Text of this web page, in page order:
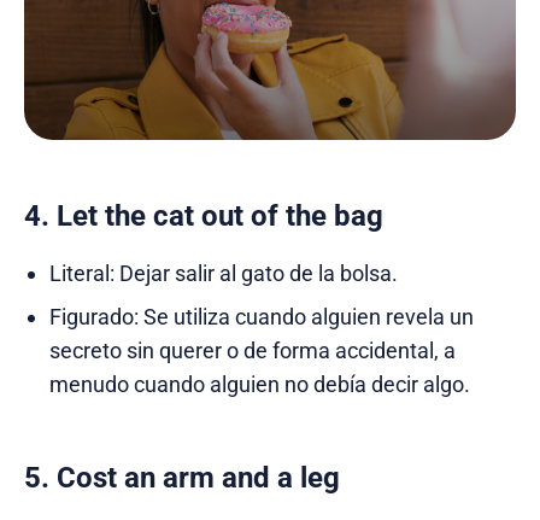
4. Let the cat out of the bag
Literal: Dejar salir al gato de la bolsa.
Figurado: Se utiliza cuando alguien revela un
secreto sin querer o de forma accidental, a
menudo cuando alguien no debía decir algo.
5. Cost an arm and a leg